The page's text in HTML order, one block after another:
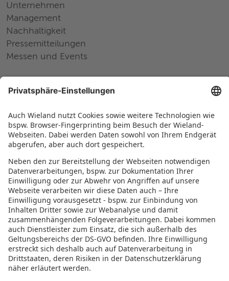
Unternehmen
Management
Nachhaltigkeit
Pressemitteilungen
Messen und Events
Arbeiten bei Wieland
Jobs Europa
Jobs Nordamerika
Jobs Asien
RECHTLICHES
Datenschutz
Impressum
Governance